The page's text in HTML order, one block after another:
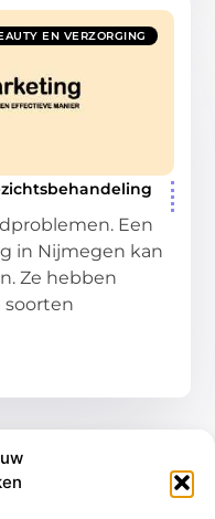
EN VERZORGING
Een
in Nijmegen kan
Ze hebben
soorten